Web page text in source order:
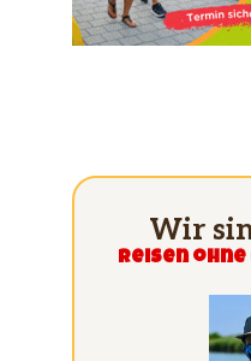
Wir
Reisen